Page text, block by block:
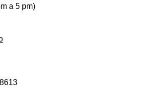
a 5 pm)